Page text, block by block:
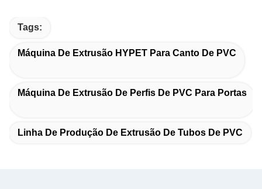
Tags:
Máquina De Extrusão HYPET Para Canto De PVC
Máquina De Extrusão De Perfis De PVC Para Portas
Linha De Produção De Extrusão De Tubos De PVC